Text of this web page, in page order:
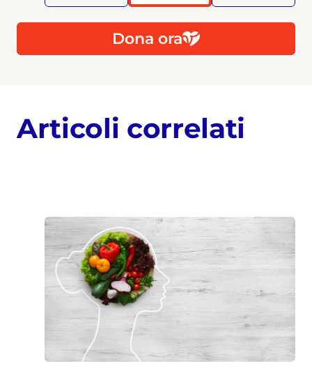
Dona ora
Articoli correlati